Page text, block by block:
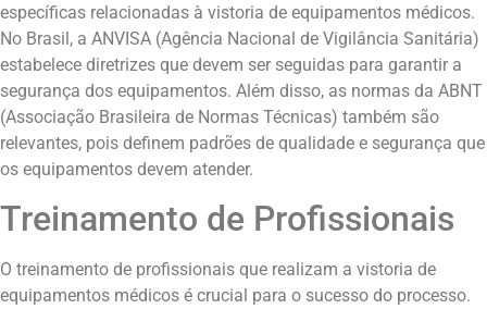
específicas relacionadas à vistoria de equipamentos médicos.
No Brasil, a ANVISA (Agência Nacional de Vigilância Sanitária)
estabelece diretrizes que devem ser seguidas para garantir a
segurança dos equipamentos. Além disso, as normas da ABNT
(Associação Brasileira de Normas Técnicas) também são
relevantes, pois definem padrões de qualidade e segurança que
os equipamentos devem atender.
Treinamento de Profissionais
O treinamento de profissionais que realizam a vistoria de
equipamentos médicos é crucial para o sucesso do processo.